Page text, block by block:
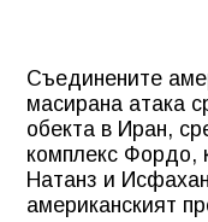
Съединените
масирана атака
обекта в Иран,
комплекс Фордо,
Натанз и
американският